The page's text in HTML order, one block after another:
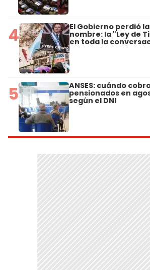
4 El Gobierno perdió
nombre: la "Ley de
en toda la
5 ANSES: cuándo
pensionados en
según el DNI